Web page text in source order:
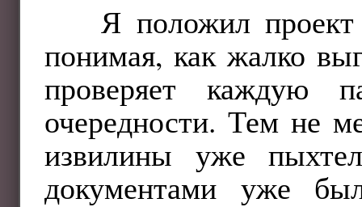
Я положил
понимая, как жалко
проверяет каждую
очередности. Тем не
извилины уже
документами уже